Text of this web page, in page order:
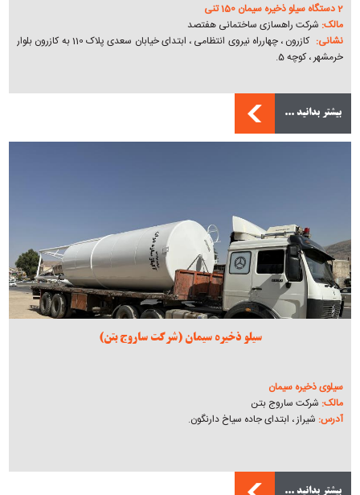
2 دستگاه سیلو ذخیره سیمان 150 تنی
مالک: شرکت راهسازی ساختمانی هفتصد
نشانی:
کازرون ، چهارراه نیروی انتظامی ، ابتدای خیابان سعدی پلاک 110 به کازرون بلوار
خرمشهر ، کوچه 5.
بیشتر بدانید ...
سیلو ذخیره سیمان (شرکت ساروج بتن)
سیلوی ذخیره سیمان
مالک: شرکت ساروج بتن
آدرس: شیراز ، ابتدای جاده سیاخ دارنگون.
بیشتر بدانید ...